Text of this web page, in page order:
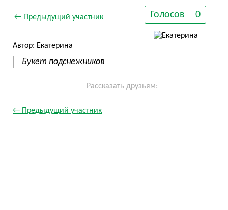
← Предыдущий участник Голосов 0
Автор: Екатерина
Букет подснежников
Рассказать друзьям:
← Предыдущий участник